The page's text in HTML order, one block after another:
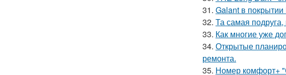
31. Galant в покрытии
32. Та самая
33. Как многие уже
34. Открытые
ремонта.
35. Номер комфорт+